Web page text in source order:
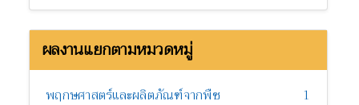
ผลงานแยกตามหมวดหมู่
พฤกษศาสตร์และผลิตภัณฑ์จากพืช 1